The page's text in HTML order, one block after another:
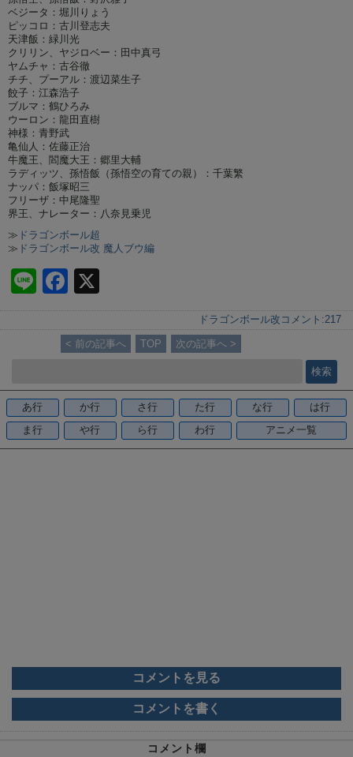
ベジータ：堀川りょう
ピッコロ：古川登志夫
天津飯：緑川光
クリリン、ヤジロベー：田中真弓
ヤムチャ：古谷徹
チチ、プーアル：渡辺菜生子
餃子：江森浩子
ブルマ：鶴ひろみ
ウーロン：龍田直樹
神様：青野武
亀仙人：佐藤正治
牛魔王、閻魔大王：郷里大輔
ラディッツ、孫悟飯（孫悟空の育ての親）：千葉繁
ナッパ：飯塚昭三
フリーザ：中尾隆聖
界王、ナレーター：八奈見乗児
≫ ドラゴンボール超
≫ ドラゴンボール改 魔人ブウ編
Li
n
e
F
a
c
e
o
o
k
ドラゴンボール改 コメント:217
< 前の記事へ TOP 次の記事へ >
あ行 か行 さ行 た行 な行
は行
ま行
や行 ら行 わ行 アニメ一覧
コメントを見る
コメントを書く
コメント欄